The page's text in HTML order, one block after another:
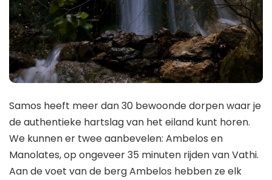
Samos heeft meer dan 30 bewoonde dorpen waar je
de authentieke hartslag van het eiland kunt horen.
We kunnen er twee aanbevelen: Ambelos en
Manolates, op ongeveer 35 minuten rijden van Vathi.
Aan de voet van de berg Ambelos hebben ze elk